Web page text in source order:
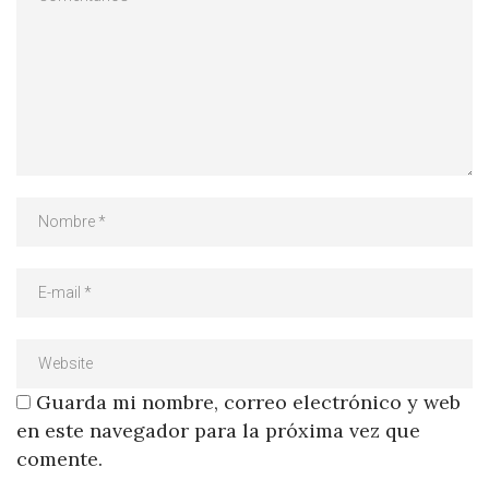
Guarda mi nombre, correo electrónico y web
en este navegador para la próxima vez que
comente.